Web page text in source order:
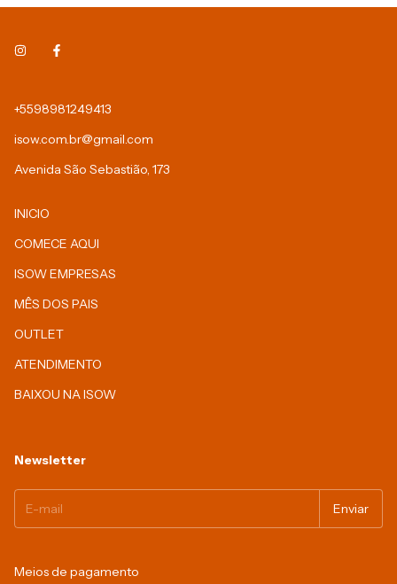
+5598981249413
isow.com.br@gmail.com
Avenida São Sebastião, 173
INICIO
COMECE AQUI
ISOW EMPRESAS
MÊS DOS PAIS
OUTLET
ATENDIMENTO
BAIXOU NA ISOW
Newsletter
Meios de pagamento